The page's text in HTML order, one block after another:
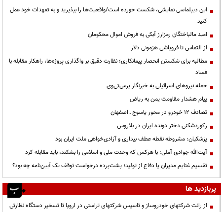
این دیپلماسی نمایشی، شکست خورده است/واقعیت‌ها را بپذیرید و به تعهدات خود عمل
کنید
امید مالباختگان رمزارز آبکی به فروش اموال محکومان
از التماس تا فروپاشی هژمونی دلار
مطالبه برای شکستن انحصار پیمانکاری؛ نظارت دقیق بر واگذاری پروژه‌ها، راهکار مقابله با
فساد
حمله نیروهای اسرائیلی به خبرنگار پرس‌تی‌وی
پیام هشدار مقاومت یمن به ریاض
تصادف ۱۲ خودرو در محور یاسوج ـ اصفهان
رکوردشکنی دختر دونده ایران در بلاروس
پزشکیان: مشروطه نقطه عطف بیداری و آزادی‌خواهی ملت ایران بود
آیت‌الله جوادی آملی: با هرکس که وحدت ملی و اسلامی را بشکند، باید مقابله کرد
تقسیم غنایم مدیران یا دفاع از تولید؛ پشت‌پرده درخواست توقف یک آیین‌نامه چه بود؟
پربازدید ها
از رانت‌ شرکتهای خودروساز و تاسیس شرکتهای تراستی در اروپا تا تسخیر دستگاه نظارتی